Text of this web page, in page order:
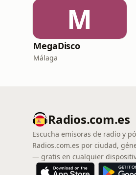
M
MegaDisco
Málaga
Radios.com.es
Escucha emisoras de radio y
Radios.com.es por ciudad,
— gratis en cualquier